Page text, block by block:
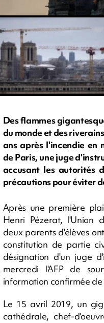
Des flammes
du monde et des
ans après l'incendie en
de Paris, une juge
accusant les autorités
précautions pour éviter
Après une première
Henri Pézerat, l'Union
deux parents d'élèves
constitution de partie
désignation d'un juge
mercredi l'AFP de
information confirmée
Le 15 avril 2019, un
cathédrale, chef-